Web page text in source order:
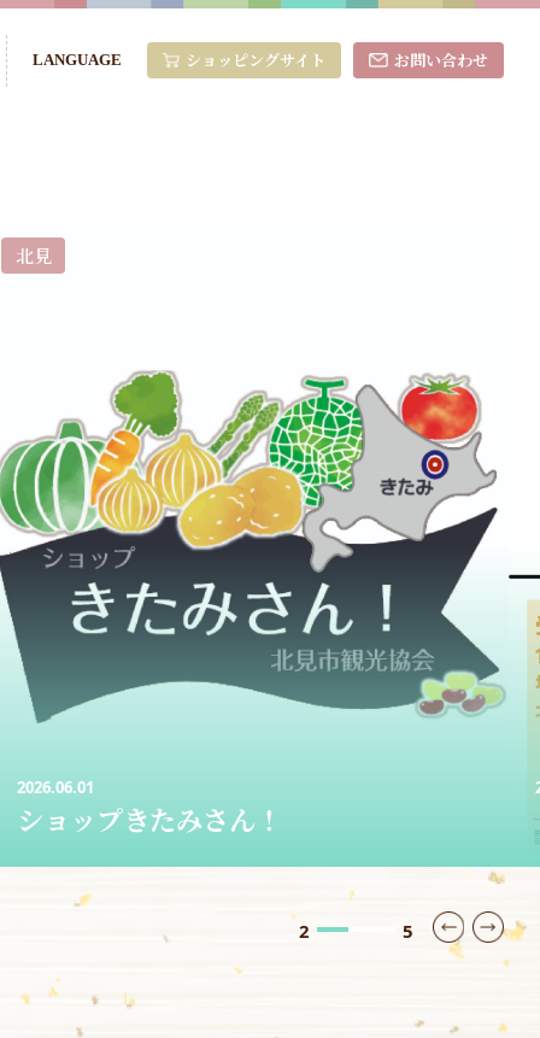
LANGUAGE ショッピングサイト お問い合わせ
2026.05.09
レンタサイクル
3 5